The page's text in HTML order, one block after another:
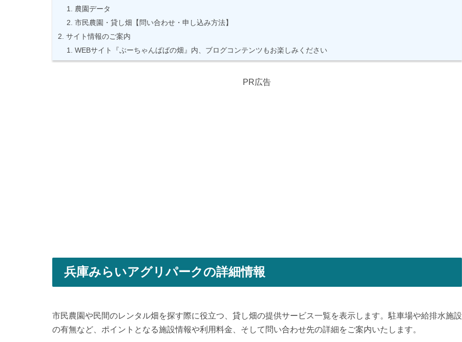
農園データ
市民農園・貸し畑【問い合わせ・申し込み方法】
サイト情報のご案内
WEBサイト『ぶーちゃんばばの畑』内、ブログコンテンツもお楽しみください
PR広告
兵庫みらいアグリパークの詳細情報
市民農園や民間のレンタル畑を探す際に役立つ、貸し畑の提供サービス一覧を表示します。駐車場や給排水施設
の有無など、ポイントとなる施設情報や利用料金、そして問い合わせ先の詳細をご案内いたします。